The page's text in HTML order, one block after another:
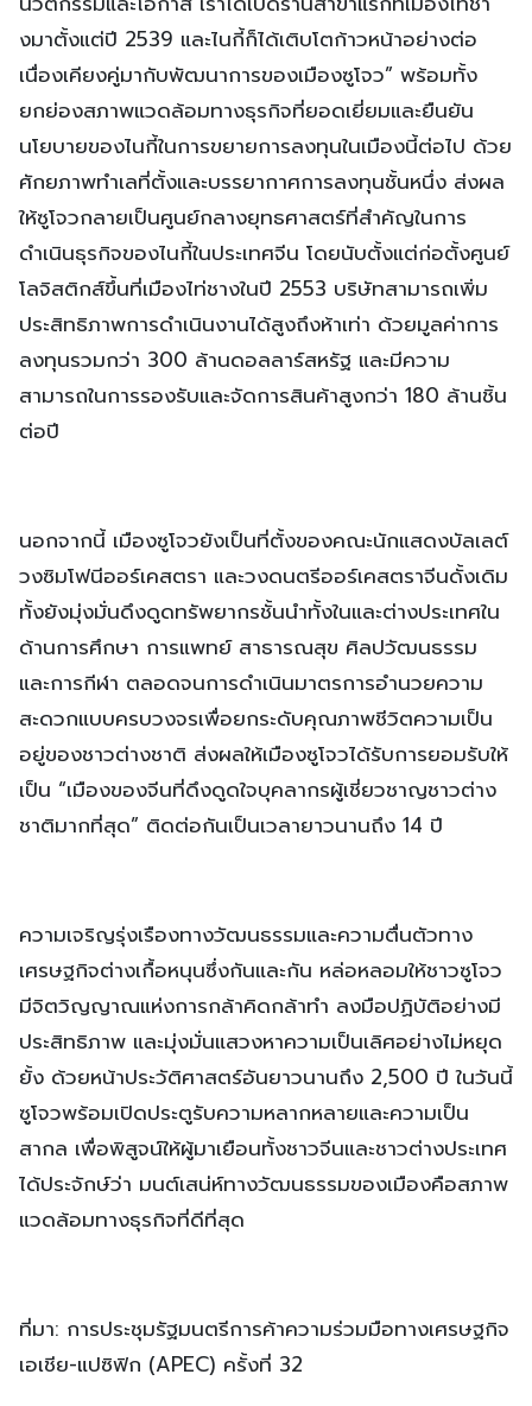
งมาตั้งแต่ปี 2539 และไนกี้ก็ได้เติบโตก้าวหน้าอย่างต่อ
เนื่องเคียงคู่มากับพัฒนาการของเมืองซูโจว” พร้อมทั้ง
ยกย่องสภาพแวดล้อมทางธุรกิจที่ยอดเยี่ยมและยืนยัน
นโยบายของไนกี้ในการขยายการลงทุนในเมืองนี้ต่อไป ด้วย
ศักยภาพทำเลที่ตั้งและบรรยากาศการลงทุนชั้นหนึ่ง ส่งผล
ให้ซูโจวกลายเป็นศูนย์กลางยุทธศาสตร์ที่สำคัญในการ
ดำเนินธุรกิจของไนกี้ในประเทศจีน โดยนับตั้งแต่ก่อตั้งศูนย์
โลจิสติกส์ขึ้นที่เมืองไท่ชางในปี 2553 บริษัทสามารถเพิ่ม
ประสิทธิภาพการดำเนินงานได้สูงถึงห้าเท่า ด้วยมูลค่าการ
ลงทุนรวมกว่า 300 ล้านดอลลาร์สหรัฐ และมีความ
สามารถในการรองรับและจัดการสินค้าสูงกว่า 180 ล้านชิ้น
ต่อปี
นอกจากนี้ เมืองซูโจวยังเป็นที่ตั้งของคณะนักแสดงบัลเลต์
วงซิมโฟนีออร์เคสตรา และวงดนตรีออร์เคสตราจีนดั้งเดิม
ทั้งยังมุ่งมั่นดึงดูดทรัพยากรชั้นนำทั้งในและต่างประเทศใน
ด้านการศึกษา การแพทย์ สาธารณสุข ศิลปวัฒนธรรม
และการกีฬา ตลอดจนการดำเนินมาตรการอำนวยความ
สะดวกแบบครบวงจรเพื่อยกระดับคุณภาพชีวิตความเป็น
อยู่ของชาวต่างชาติ ส่งผลให้เมืองซูโจวได้รับการยอมรับให้
เป็น “เมืองของจีนที่ดึงดูดใจบุคลากรผู้เชี่ยวชาญชาวต่าง
ชาติมากที่สุด” ติดต่อกันเป็นเวลายาวนานถึง 14 ปี
ความเจริญรุ่งเรืองทางวัฒนธรรมและความตื่นตัวทาง
เศรษฐกิจต่างเกื้อหนุนซึ่งกันและกัน หล่อหลอมให้ชาวซูโจว
มีจิตวิญญาณแห่งการกล้าคิดกล้าทำ ลงมือปฏิบัติอย่างมี
ประสิทธิภาพ และมุ่งมั่นแสวงหาความเป็นเลิศอย่างไม่หยุด
ยั้ง ด้วยหน้าประวัติศาสตร์อันยาวนานถึง 2,500 ปี ในวันนี้
ซูโจวพร้อมเปิดประตูรับความหลากหลายและความเป็น
สากล เพื่อพิสูจน์ให้ผู้มาเยือนทั้งชาวจีนและชาวต่างประเทศ
ได้ประจักษ์ว่า มนต์เสน่ห์ทางวัฒนธรรมของเมืองคือสภาพ
แวดล้อมทางธุรกิจที่ดีที่สุด
ที่มา: การประชุมรัฐมนตรีการค้าความร่วมมือทางเศรษฐกิจ
เอเชีย-แปซิฟิก (APEC) ครั้งที่ 32